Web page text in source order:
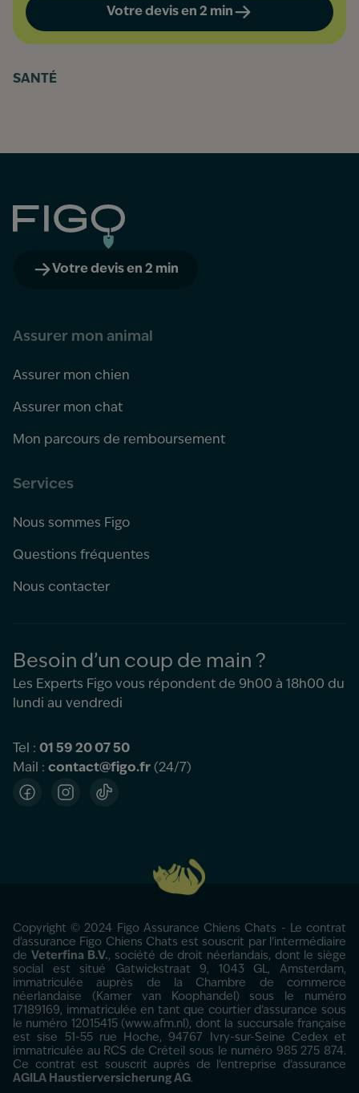
Votre devis en 2 min
SANTÉ
Figo
Votre devis en 2 min
Assurer mon animal
Assurer mon chien
Assurer mon chat
Mon parcours de remboursement
Services
Nous sommes Figo
Questions fréquentes
Nous contacter
Besoin d’un coup de main ?
Les Experts Figo vous répondent de 9h00 à 18h00 du
lundi au vendredi
Tel : 01 59 20 07 50
Mail : contact@figo.fr (24/7)
FacebookInstagramTikTok
Copyright © 2024 Figo Assurance Chiens Chats - Le contrat
d'assurance Figo Chiens Chats est souscrit par l’intermédiaire
de Veterfina B.V., société de droit néerlandais, dont le siège
social est situé Gatwickstraat 9, 1043 GL, Amsterdam,
immatriculée auprès de la Chambre de commerce
néerlandaise (Kamer van Koophandel) sous le numéro
17189169, immatriculée en tant que courtier d’assurance sous
le numéro 12015415 (www.afm.nl), dont la succursale française
est sise 51-55 rue Hoche, 94767 Ivry-sur-Seine Cedex et
immatriculée au RCS de Créteil sous le numéro 985 275 874.
Ce contrat est souscrit auprès de l’entreprise d’assurance
AGILA Haustierversicherung AG.